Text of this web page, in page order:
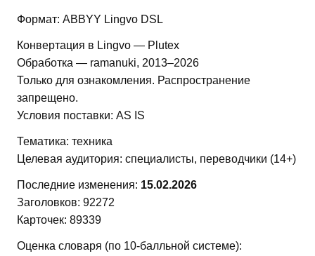
Формат: ABBYY Lingvo DSL
Конвертация в Lingvo — Plutex
Обработка — ramanuki, 2013–2026
Только для ознакомления. Распространение
запрещено.
Условия поставки: AS IS
Тематика: техника
Целевая аудитория: специалисты, переводчики (14+)
Последние изменения: 15.02.2026
Заголовков: 92272
Карточек: 89339
Оценка словаря (по 10-балльной системе):